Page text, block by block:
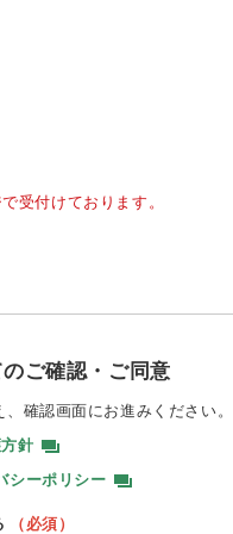
受付けております。
ご確認・ご同意
確認画面にお進みください。
針
シーポリシー
（必須）